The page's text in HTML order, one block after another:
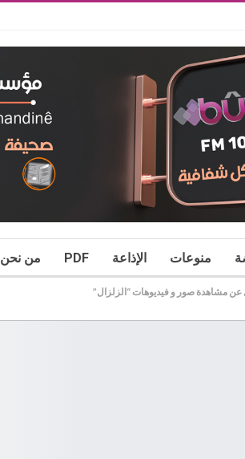
منوعات الإذاعة PDF من نحن
عن مشاهدة صور و فيديوهات “الزلزال”